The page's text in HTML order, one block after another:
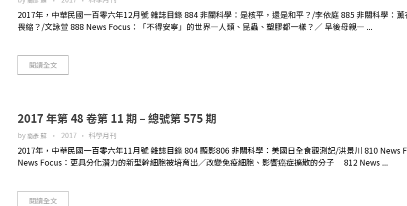
2017年，中華民國一百零六年12月號 雜誌目錄 884 非關科學：是核平，還是和平？/李依庭 885 非關科學：
畏縮？/文詠萱 888 News Focus：「不得安寧」的世界—人類、昆蟲、塑膠都一樣？／ 旱後母親— ...
閱讀全文
2017 年第 48 卷第 11 期 – 總號第 575 期
by 裔彥 蘇 2017 科學月刊
2017年，中華民國一百零六年11月號 雜誌目錄 804 顯影806 非關科學：美國日全食觀測記/洪景川 810
News Focus：更具分化潛力的新型幹細胞被培育出／改變免疫細胞、影響癌症擴散的分子 812 News ...
閱讀全文